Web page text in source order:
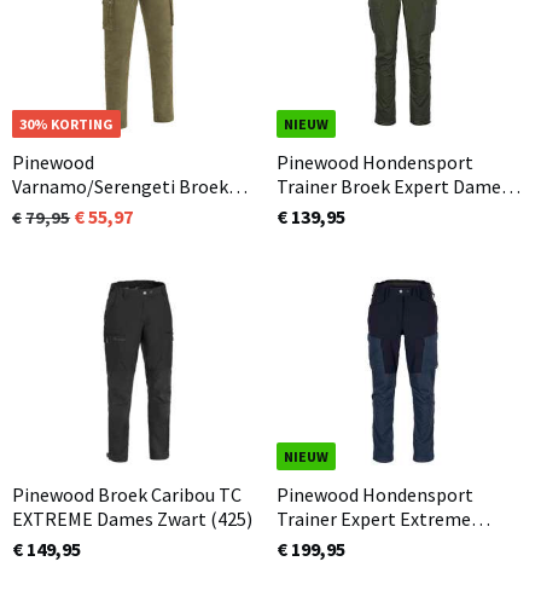
OP=OP
30% KORTING
Pinewood
Varnamo/Serengeti Broek
Heren Olijfgroen (713)
79,95 55,97
NIEUW
Pinewood Hondensport
Trainer Broek Expert Dames
Mosgroen (135)
€ 139,95
Pinewood Broek Caribou TC
EXTREME Dames Zwart (425)
€ 149,95
NIEUW
Pinewood Hondensport
Trainer Expert Extreme
Broek Dames Donkerblauw
€ 199,95